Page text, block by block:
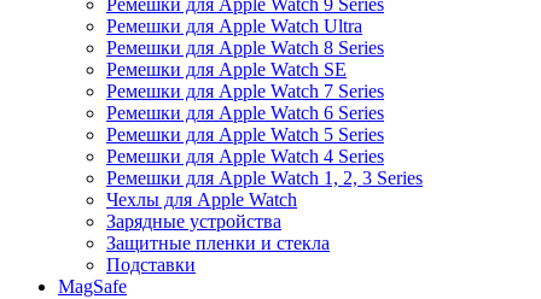
Ремешки для Apple Watch 9 Series
Ремешки для Apple Watch Ultra
Ремешки для Apple Watch 8 Series
Ремешки для Apple Watch SE
Ремешки для Apple Watch 7 Series
Ремешки для Apple Watch 6 Series
Ремешки для Apple Watch 5 Series
Ремешки для Apple Watch 4 Series
Ремешки для Apple Watch 1, 2, 3 Series
Чехлы для Apple Watch
Зарядные устройства
Защитные пленки и стекла
Подставки
MagSafe